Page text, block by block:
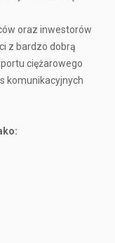
oraz inwestorów
z bardzo dobrą
ciężarowego
komunikacyjnych